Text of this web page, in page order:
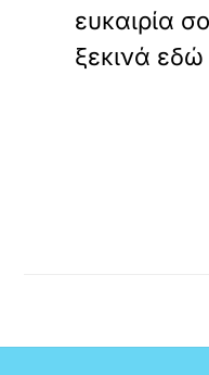
ευκαιρία
ξεκινά εδώ